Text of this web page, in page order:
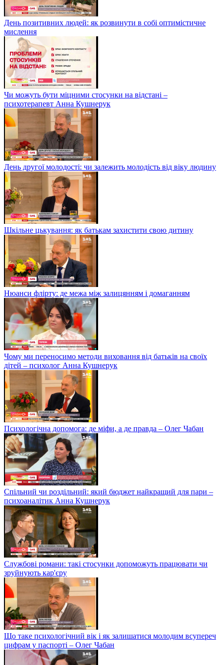
День позитивних людей: як розвинути в собі оптимістичне
мислення
Чи можуть бути міцними стосунки на відстані –
психотерапевт Анна Кушнерук
День другої молодості: чи залежить молодість від віку людину
Шкільне цькування: як батькам захистити свою дитину
Нюанси флірту: де межа між залицянням і домаганням
Чому ми переносимо методи виховання від батьків на своїх
дітей – психолог Анна Кушнерук
Психологічна допомога: де міфи, а де правда – Олег Чабан
Спільний чи роздільний: який бюджет найкращий для пари –
психоаналітик Анна Кушнерук
Службові романи: такі стосунки допоможуть працювати чи
зруйнують кар'єру
Що таке психологічний вік і як залишатися молодим всупереч
цифрам у паспорті – Олег Чабан